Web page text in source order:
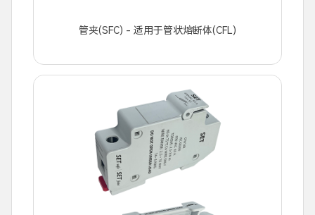
管夹(SFC) - 适用于管状熔断体(CFL)